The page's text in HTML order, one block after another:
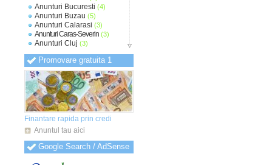
Anunturi Bucuresti (4)
Anunturi Buzau (5)
Anunturi Calarasi (3)
Anunturi Caras-Severin (3)
Anunturi Cluj (3)
Anunturi Constanta
Anunturi Covasna(3)
Anunturi Dambovita(4)
Anunturi Dolj(3)
Anunturi Galati(3)
Anunturi Giurgiu(3)
Anunturi Gorj(3)
Anunturi Harghita (3)
Anunturi Hunedoara
Anunturi Ialomita
Anunturi Iasi(3)
Anunturi Ilfov(3)
Anunturi Maramures
Promovare gratuita 1
Finantare rapida prin credi
Anuntul tau aici
Google Search / AdSense